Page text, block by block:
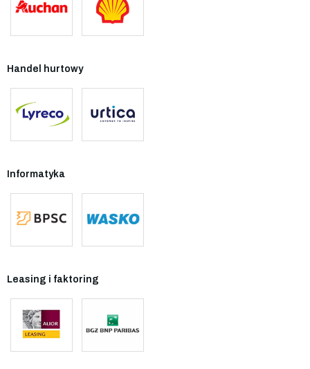
Handel hurtowy
Informatyka
Leasing i faktoring